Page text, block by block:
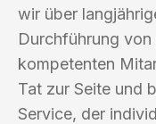
wir über
Durchführung
kompetenten
Tat zur Seite und
Service, der